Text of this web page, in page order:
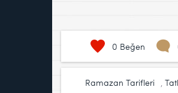
0 Beğen
Ramazan Tarifleri ,